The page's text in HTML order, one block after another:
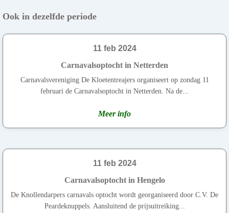
Ook in dezelfde periode
11 feb 2024
Carnavalsoptocht in Netterden
Carnavalsvereniging De Kloetentreajers organiseert op zondag 11
februari de Carnavalsoptocht in Netterden. Na de...
Meer info
11 feb 2024
Carnavalsoptocht in Hengelo
De Knollendarpers carnavals optocht wordt georganiseerd door C.V. De
Peardeknuppels. Aansluitend de prijsuitreiking...